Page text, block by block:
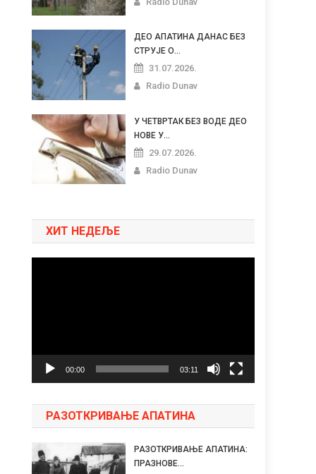
ДЕО АПАТИНА ДАНАС БЕЗ
СТРУЈЕ О...
31.07.2026.
Radio Dunav
У ЧЕТВРТАК БЕЗ ВОДЕ ДЕО
НОВЕ У...
29.07.2026.
Radio Dunav
ХИТ НЕДЕЉЕ
00:00 03:11
РАЗОТКРИВАЊЕ АПАТИНА
РАЗОТКРИВАЊЕ АПАТИНА:
ПРАЗНОВЕ...